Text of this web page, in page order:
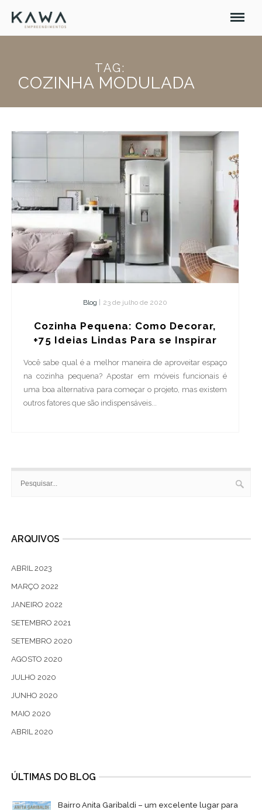
TAG:
COZINHA MODULADA
Blog | 23 de julho de 2020
Cozinha Pequena: Como Decorar,
+75 Ideias Lindas Para se Inspirar
Você sabe qual é a melhor maneira de aproveitar espaço
na cozinha pequena? Apostar em móveis funcionais é
uma boa alternativa para começar o projeto, mas existem
outros fatores que são indispensáveis...
ARQUIVOS
ABRIL 2023
MARÇO 2022
JANEIRO 2022
SETEMBRO 2021
SETEMBRO 2020
AGOSTO 2020
JULHO 2020
JUNHO 2020
MAIO 2020
ABRIL 2020
ÚLTIMAS DO BLOG
Bairro Anita Garibaldi – um excelente lugar para